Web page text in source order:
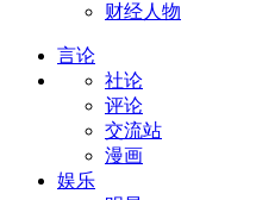
财经人物
言论
社论
评论
交流站
漫画
娱乐